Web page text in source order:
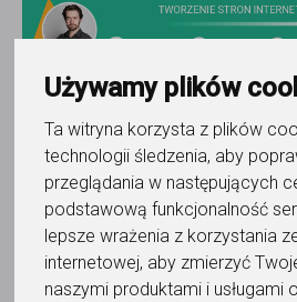
Używamy plików
Ta witryna korzysta z plików
technologii śledzenia, aby
przeglądania w następujących
podstawową funkcjonalność
lepsze wrażenia z korzystania
internetowej, aby zmierzyć
naszymi produktami i usługami
Do ulubionych
Oznacz wystąpienie kontaktu